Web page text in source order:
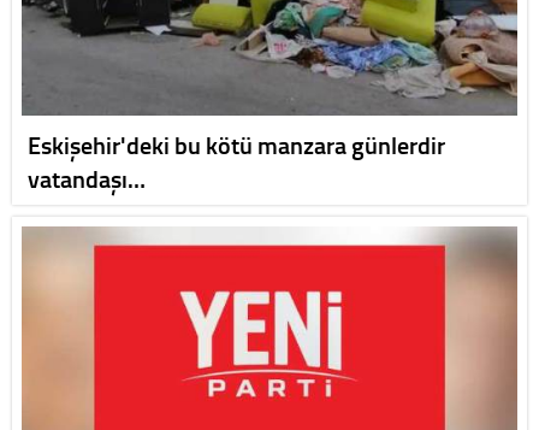
Eskişehir'deki bu kötü manzara günlerdir
vatandaşı…